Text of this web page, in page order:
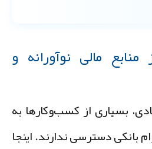
مالی نوآورانه و
بسیاری از کسب‌وکارها به
دسترسی ندارند. اینجا